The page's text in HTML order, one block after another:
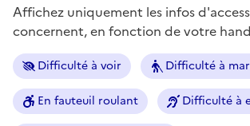
Affichez uniquement les infos
concernent, en fonction de votre
Difficulté à voir Difficulté à
En fauteuil roulant Difficulté à